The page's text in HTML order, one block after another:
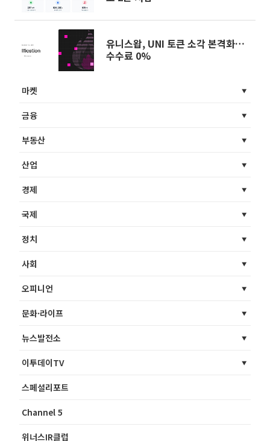
유니스왑, UNI 토큰 소각 본격화…
수수료 0%
마켓
금융
부동산
산업
경제
국제
정치
사회
오피니언
문화·라이프
뉴스발전소
이투데이TV
스페셜리포트
Channel 5
위너스IR클럽